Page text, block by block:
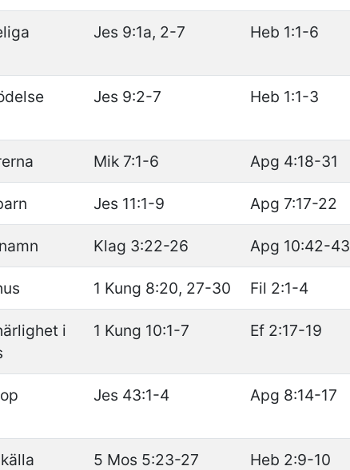
Jes 9:1a, 2-7 Heb 1:1-6
Jes 9:2-7 Heb 1:1-3
Mik 7:1-6 Apg 4:18-31
Jes 11:1-9 Apg 7:17-22
Klag 3:22-26 Apg 10:42-43
1 Kung 8:20, 27-30 Fil 2:1-4
i
1 Kung 10:1-7 Ef 2:17-19
Jes 43:1-4 Apg 8:14-17
5 Mos 5:23-27 Heb 2:9-10